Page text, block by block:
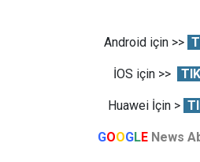
Android için >>
İOS için >>
Huawei İçin >
GOOGLE News